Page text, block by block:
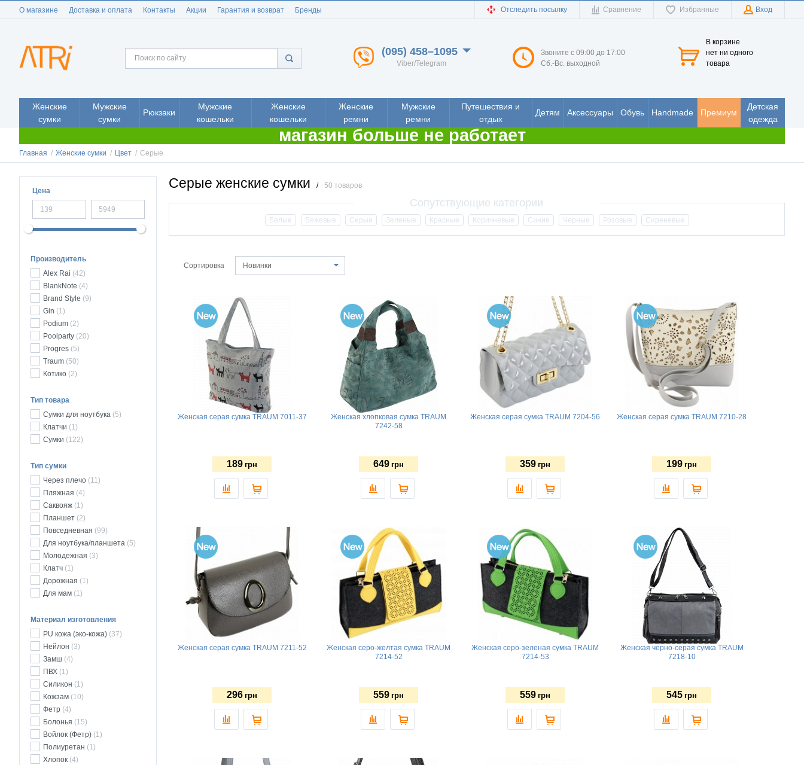
О магазине Доставка и оплата Контакты Акции Гарантия и возврат Бренды Отследить посылку Сравнение Избранные Вход
(095) 458–1095
Viber/Telegram
Звоните с 09:00 до 17:00
Сб.-Вс. выходной
В корзине
нет ни одного
товара
Женские
сумки
Мужские
сумки
Рюкзаки
Мужские
кошельки
Женские
кошельки
Женские
ремни
Мужские
ремни
Путешествия и
отдых
Детям Аксессуары Обувь Handmade Премиум
Детская
одежда
магазин больше не работает
Главная / Женские сумки / Цвет / Серые
Цена
Производитель
Alex Rai (42)
BlankNote (4)
Brand Style (9)
Gin (1)
Podium (2)
Poolparty (20)
Progres (5)
Traum (50)
Котико (2)
Тип товара
Сумки для ноутбука (5)
Клатчи (1)
Сумки (122)
Тип сумки
Через плечо (11)
Пляжная (4)
Саквояж (1)
Планшет (2)
Повседневная (99)
Для ноутбука/планшета (5)
Молодежная (3)
Клатч (1)
Дорожная (1)
Для мам (1)
Материал изготовления
PU кожа (эко-кожа) (37)
Нейлон (3)
Замш (4)
ПВХ (1)
Силикон (1)
Кожзам (10)
Фетр (4)
Болонья (15)
Войлок (Фетр) (1)
Полиуретан (1)
Хлопок (4)
Серые женские сумки / 50 товаров
Белые Бежевые Серые Зеленые Красные Коричневые Синие Черные Розовые Сиреневые
Сортировка Новинки
Женская серая сумка TRAUM 7011-37
189 грн
Женская хлопковая сумка TRAUM
7242-58
649 грн
Женская серая сумка TRAUM 7204-56
359 грн
Женская серая сумка TRAUM 7210-28
199 грн
Женская серая сумка TRAUM 7211-52
296 грн
Женская серо-желтая сумка TRAUM
7214-52
559 грн
Женская серо-зеленая сумка TRAUM
7214-53
559 грн
Женская черно-серая сумка TRAUM
7218-10
545 грн